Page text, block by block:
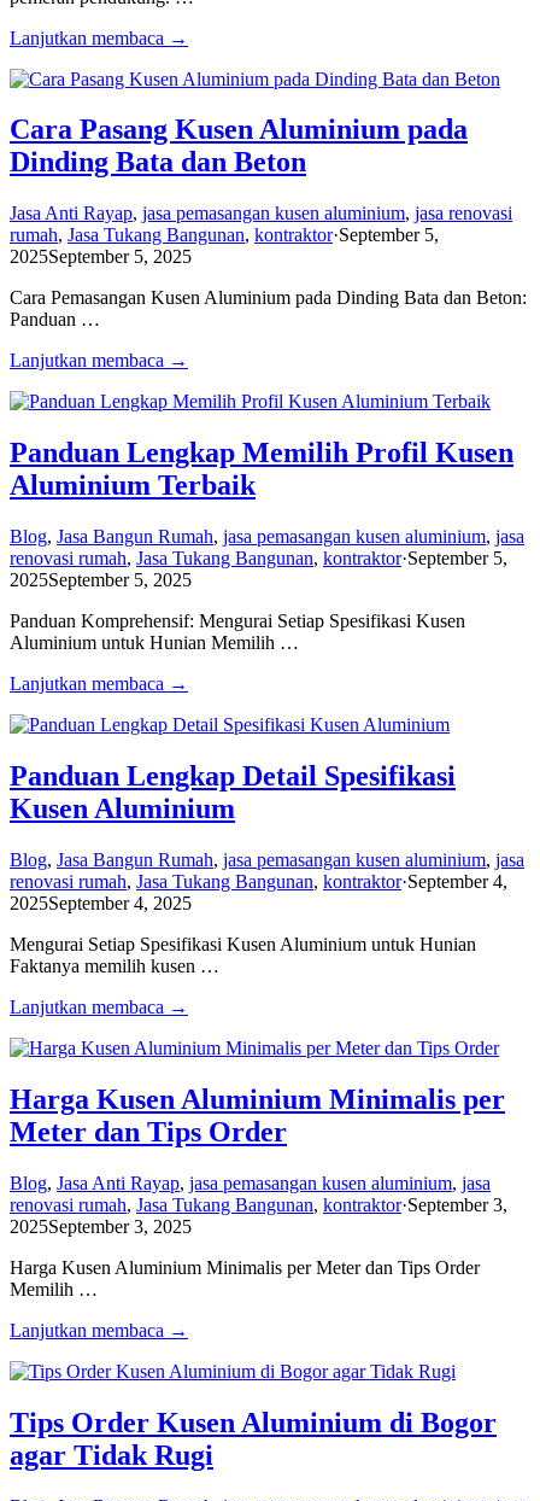
Lanjutkan membaca →
Cara Pasang Kusen Aluminium pada
Dinding Bata dan Beton
Jasa Anti Rayap, jasa pemasangan kusen aluminium, jasa renovasi
rumah, Jasa Tukang Bangunan, kontraktor·September 5,
2025September 5, 2025
Cara Pemasangan Kusen Aluminium pada Dinding Bata dan Beton:
Panduan …
Lanjutkan membaca →
Panduan Lengkap Memilih Profil Kusen
Aluminium Terbaik
Blog, Jasa Bangun Rumah, jasa pemasangan kusen aluminium, jasa
renovasi rumah, Jasa Tukang Bangunan, kontraktor·September 5,
2025September 5, 2025
Panduan Komprehensif: Mengurai Setiap Spesifikasi Kusen
Aluminium untuk Hunian Memilih …
Lanjutkan membaca →
Panduan Lengkap Detail Spesifikasi
Kusen Aluminium
Blog, Jasa Bangun Rumah, jasa pemasangan kusen aluminium, jasa
renovasi rumah, Jasa Tukang Bangunan, kontraktor·September 4,
2025September 4, 2025
Mengurai Setiap Spesifikasi Kusen Aluminium untuk Hunian
Faktanya memilih kusen …
Lanjutkan membaca →
Harga Kusen Aluminium Minimalis per
Meter dan Tips Order
Blog, Jasa Anti Rayap, jasa pemasangan kusen aluminium, jasa
renovasi rumah, Jasa Tukang Bangunan, kontraktor·September 3,
2025September 3, 2025
Harga Kusen Aluminium Minimalis per Meter dan Tips Order
Memilih …
Lanjutkan membaca →
Tips Order Kusen Aluminium di Bogor
agar Tidak Rugi